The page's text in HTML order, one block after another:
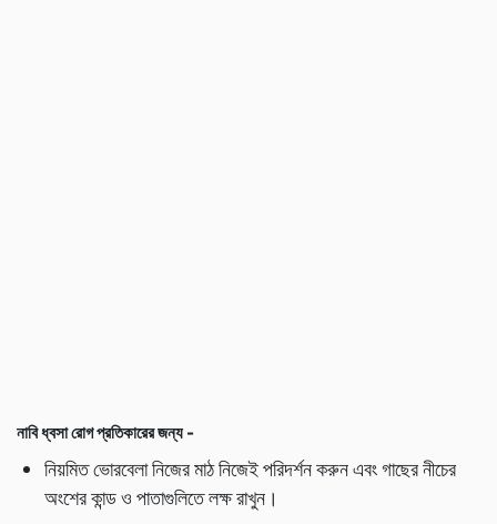
নাবি ধ্বসা রোগ প্রতিকারের জন্য -
নিয়মিত ভোরবেলা নিজের মাঠ নিজেই পরিদর্শন করুন এবং গাছের নীচের
অংশের কান্ড ও পাতাগুলিতে লক্ষ রাখুন।